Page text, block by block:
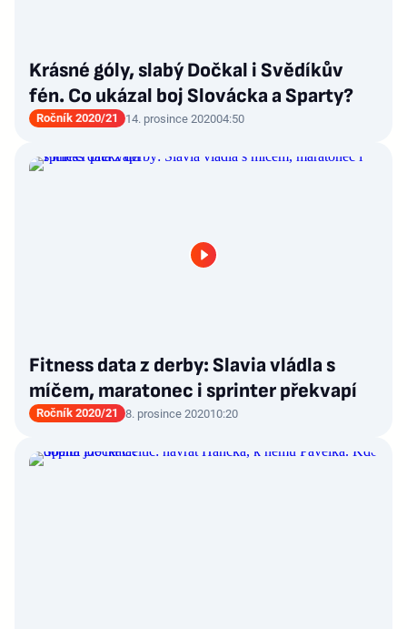
Krásné góly, slabý Dočkal i Svědíkův
fén. Co ukázal boj Slovácka a Sparty?
Ročník 2020/21 14. prosince 202004:50
Fitness data z derby: Slavia vládla s
míčem, maratonec i sprinter překvapí
Ročník 2020/21 8. prosince 202010:20